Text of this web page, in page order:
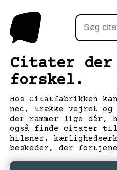
Citater der
forskel.
Hos Citatfabrikken
ned, trække vejret
der rammer lige dér,
også finde citater
hilsner,
beskeder, der